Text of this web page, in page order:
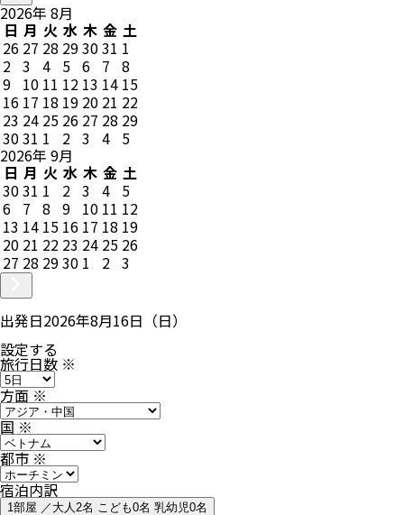
2026年 8月
日 月 火 水 木 金 土
26 27 28 293031 1
2 3 4 5 6 7 8
9 10 11 12 13 14 15
16 17 18 19 20 21 22
23 24 25 26 27 28 29
3031 1 2 3 4 5
2026年 9月
日 月 火 水 木 金 土
3031 1 2 3 4 5
6 7 8 9 10 11 12
13 14 15 16 17 18 19
20 21 22 23 24 25 26
27 28 2930 1 2 3
出発日2026年8月16日（日）
設定する
旅行日数 ※
方面※
国※
都市※
宿泊内訳
1部屋 ／大人2名 こども0名 乳幼児0名